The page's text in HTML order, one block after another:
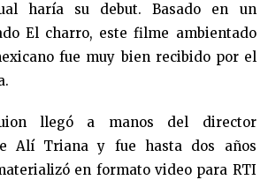
haría su debut. Basado en un
El charro, este filme ambientado
fue muy bien recibido por el
llegó a manos del director
Alí Triana y fue hasta dos años
en formato video para RTI